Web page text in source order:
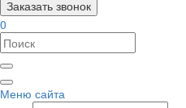
Заказать звонок
0
Меню сайта